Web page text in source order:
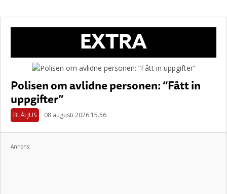
EXTRA
Polisen om avlidne personen: ”Fått in
uppgifter”
BLÅLJUS 08 augusti 2026 15.56
Annons: